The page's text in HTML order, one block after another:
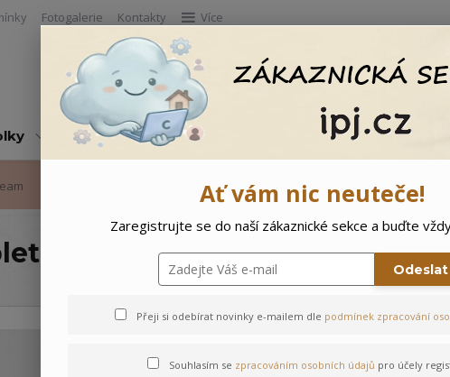
Fotogalerie Kontakty Více
Vše Doprodej Ostatní 🌲
Team
Ať vám nic neuteče!
Zaregistrujte se do naší zákaznické sekce a buďte
Odeslat
Přeji si odebírat novinky e-mailem dle podmínek zpracování
Souhlasím se zpracováním osobních údajů pro účely